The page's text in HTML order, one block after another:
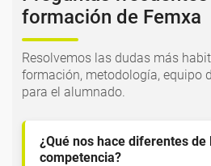
formación de Femxa
Resolvemos las dudas más
formación, metodología, equipo
para el alumnado.
¿Qué nos hace diferentes de
competencia?